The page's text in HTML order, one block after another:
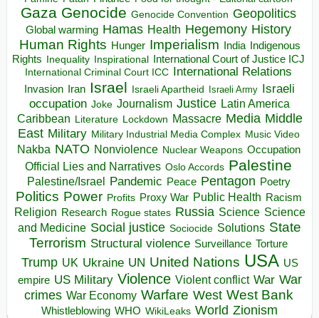
Gaza Genocide Genocide Convention Geopolitics
Global warming Hamas Health Hegemony History
Human Rights Hunger Imperialism India Indigenous
Rights
Inequality Inspirational
International Court of Justice ICJ
International Criminal Court ICC International Relations
Invasion Iran Israel Israeli Apartheid Israeli Army Israeli
occupation Joke Journalism Justice Latin America
Caribbean
Literature Lockdown Massacre Media Middle
East Military Military Industrial Media Complex Music Video
Nakba NATO Nonviolence Nuclear Weapons Occupation
Official Lies and Narratives Oslo Accords Palestine
Palestine/Israel Pandemic Peace Pentagon Poetry
Politics Power Profits Proxy War Public Health Racism
Religion Research Rogue states Russia Science Science
and Medicine Social justice Sociocide Solutions State
Terrorism Structural violence Surveillance Torture
Trump UK Ukraine UN United Nations USA US
empire US Military Violence Violent conflict War War
crimes War Economy Warfare West West Bank
Whistleblowing WHO WikiLeaks World Zionism